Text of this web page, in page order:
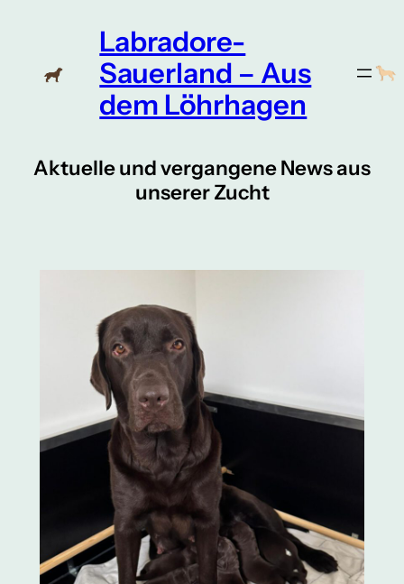
springen
Labradore-
Sauerland – Aus
dem Löhrhagen
Aktuelle und vergangene News aus
unserer Zucht